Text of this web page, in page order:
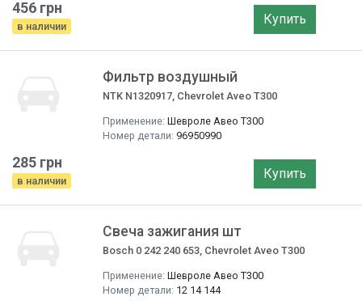
456 грн
в наличии Купить
Фильтр воздушный
NTK N1320917, Chevrolet Aveo T300
Применение: Шевроле Авео T300
Номер детали: 96950990
285 грн
в наличии Купить
Свеча зажигания шт
Bosch 0 242 240 653, Chevrolet Aveo T300
Применение: Шевроле Авео T300
Номер детали: 12 14 144